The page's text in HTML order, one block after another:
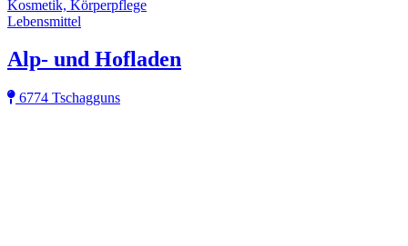
Kosmetik, Körperpflege
Lebensmittel
Alp- und Hofladen
6774 Tschagguns